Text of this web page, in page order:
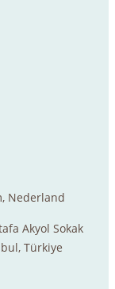
Nederland
Akyol Sokak
Türkiye